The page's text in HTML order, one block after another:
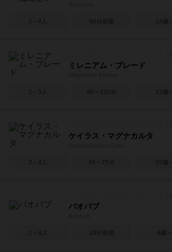
2～4人 60分前後 14歳～
ミレニアム・ブレード
2～5人 80～120分 12歳～
ケイラス・マグナカルタ
2～4人 45～75分 10歳～
バオバブ
2～4人 20分前後 6歳～